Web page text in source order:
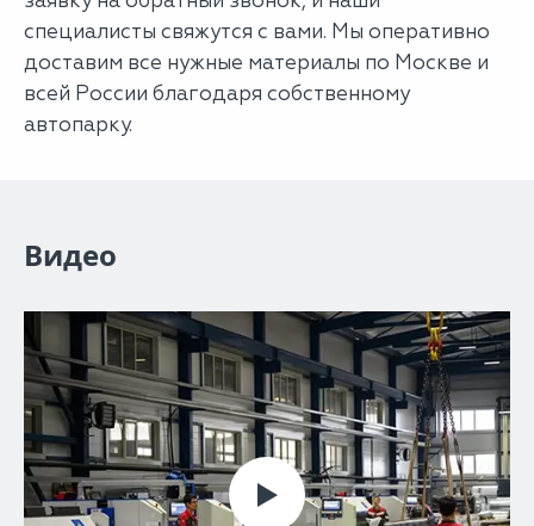
специалисты свяжутся с вами. Мы оперативно
доставим все нужные материалы по Москве и
всей России благодаря собственному
автопарку.
Видео